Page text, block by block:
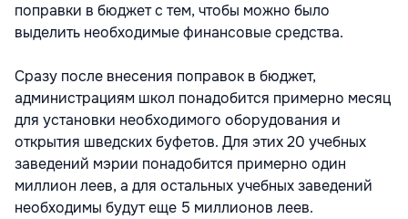
поправки в бюджет с тем, чтобы можно было
выделить необходимые финансовые средства.
Сразу после внесения поправок в бюджет,
администрациям школ понадобится примерно месяц
для установки необходимого оборудования и
открытия шведских буфетов. Для этих 20 учебных
заведений мэрии понадобится примерно один
миллион леев, а для остальных учебных заведений
необходимы будут еще 5 миллионов леев.